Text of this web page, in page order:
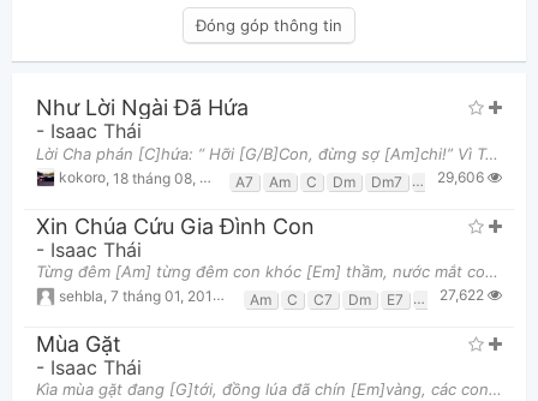
Đóng góp thông tin
Như Lời Ngài Đã Hứa
- Isaac Thái
Lời Cha phán [C]hứa: “ Hỡi [G/B]Con, đừng sợ [Am]chi!” Vì Ta bên [Em]con khi [F]đứng hay khi [G]ng
kokoro 18 tháng 08, 2017 lúc 08:55pm A7 Am C Dm Dm7 Em F G
29,606
Xin Chúa Cứu Gia Đình Con
- Isaac Thái
Từng đêm [Am] từng đêm con khóc [Em] thầm, nước mắt con [F] tuôn rơi trong những nỗi [C] nghẹn n
sehbla 7 tháng 01, 2016 lúc 11:30pm Am C C7 Dm E7 Em F G
27,622
Mùa Gặt
- Isaac Thái
Kìa mùa gặt đang [G]tới, đồng lúa đã chín [Em]vàng, các con đã sẵn [C]sàng mang lúa về cho [Dsus4